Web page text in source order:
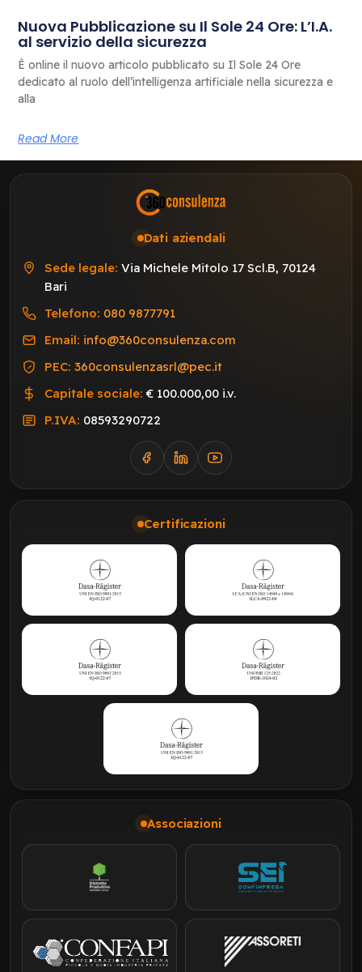
Nuova Pubblicazione su Il Sole 24 Ore: L’I.A.
al servizio della sicurezza
È online il nuovo articolo pubblicato su Il Sole 24 Ore
dedicato al ruolo dell’intelligenza artificiale nella sicurezza e
alla
Read More
Dati aziendali
Sede legale: Via Michele Mitolo 17 Scl.B, 70124
Bari
Telefono: 080 9877791
Email: info@360consulenza.com
PEC: 360consulenzasrl@pec.it
Capitale sociale: € 100.000,00 i.v.
P.IVA: 08593290722
Certificazioni
Associazioni